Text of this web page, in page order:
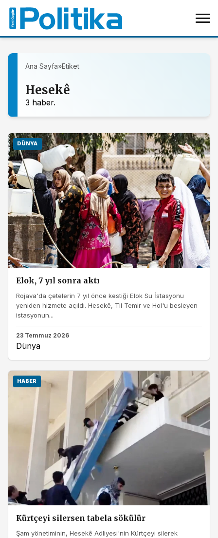
Ana Sayfa»Etiket
Hesekê
3 haber.
DÜNYA
Elok, 7 yıl sonra aktı
Rojava'da çetelerin 7 yıl önce kestiği Elok Su İstasyonu
yeniden hizmete açıldı. Hesekê, Til Temir ve Hol'u besleyen
istasyonun...
23 Temmuz 2026
Dünya
HABER
Kürtçeyi silersen tabela sökülür
Şam yönetiminin, Hesekê Adliyesi'nin Kürtçeyi silerek